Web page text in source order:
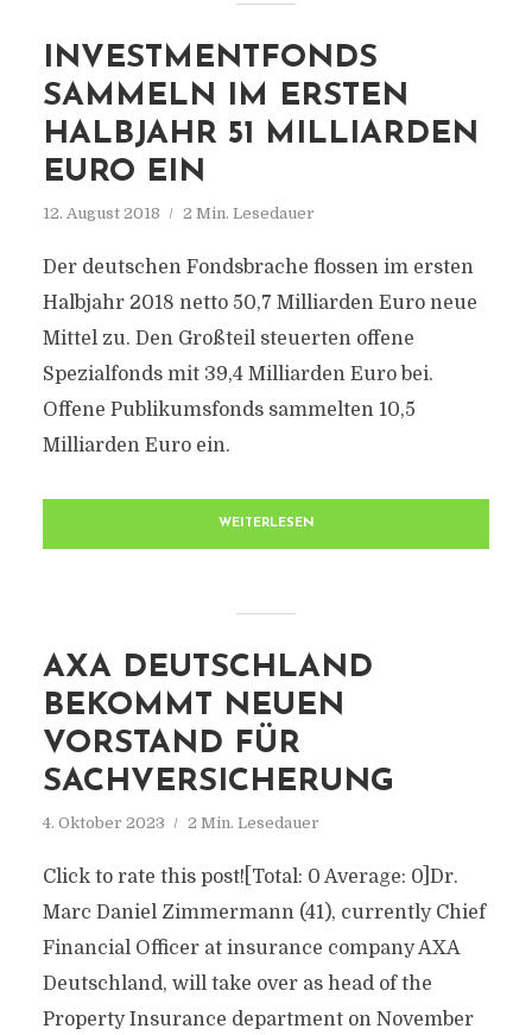
INVESTMENTFONDS
SAMMELN IM ERSTEN
HALBJAHR 51 MILLIARDEN
EURO EIN
12. August 2018 2 Min. Lesedauer
Der deutschen Fondsbrache flossen im ersten
Halbjahr 2018 netto 50,7 Milliarden Euro neue
Mittel zu. Den Großteil steuerten offene
Spezialfonds mit 39,4 Milliarden Euro bei.
Offene Publikumsfonds sammelten 10,5
Milliarden Euro ein.
WEITERLESEN
AXA DEUTSCHLAND
BEKOMMT NEUEN
VORSTAND FÜR
SACHVERSICHERUNG
4. Oktober 2023 2 Min. Lesedauer
Click to rate this post![Total: 0 Average: 0]Dr.
Marc Daniel Zimmermann (41), currently Chief
Financial Officer at insurance company AXA
Deutschland, will take over as head of the
Property Insurance department on November